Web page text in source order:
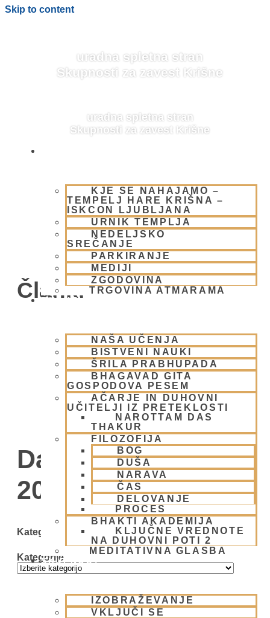
Skip to content
uradna spletna stran
Skupnosti za zavest Krišne
uradna spletna stran
Skupnosti za zavest Krišne
KJE SE NAHAJAMO –
TEMPELJ HARE KRIŠNA –
ISKCON LJUBLJANA
URNIK TEMPLJA
NEDELJSKO
SREČANJE
PARKIRANJE
MEDIJI
ZGODOVINA
TRGOVINA ATMARAMA
BHAKTI JOGA
NAŠA UČENJA
BISTVENI NAUKI
ŠRILA PRABHUPADA
BHAGAVAD GITA
GOSPODOVA PESEM
AČARJE IN DUHOVNI
UČITELJI IZ PRETEKLOSTI
NAROTTAM DAS
THAKUR
FILOZOFIJA
BOG
DUŠA
NARAVA
ČAS
DELOVANJE
PROCES
BHAKTI AKADEMIJA
KLJUČNE VREDNOTE
NA DUHOVNI POTI 2
MEDITATIVNA GLASBA
SKUPNOST
IZOBRAŽEVANJE
VKLJUČI SE
BLOG
Članki
Day: 27 aprila,
2008
Kategorije
Kategorije